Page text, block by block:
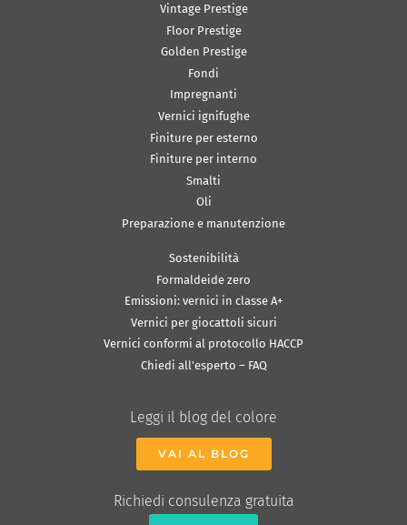
Vintage Prestige
Floor Prestige
Golden Prestige
Fondi
Impregnanti
Vernici ignifughe
Finiture per esterno
Finiture per interno
Smalti
Oli
Preparazione e manutenzione
Sostenibilità
Formaldeide zero
Emissioni: vernici in classe A+
Vernici per giocattoli sicuri
Vernici conformi al protocollo HACCP
Chiedi all’esperto – FAQ
Leggi il blog del colore
VAI AL BLOG
Richiedi consulenza gratuita